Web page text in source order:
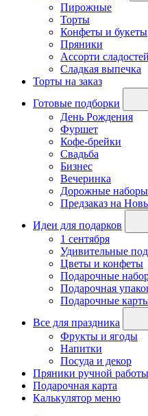
Пирожные
Торты
Конфеты и букеты
Пряники
Ассорти сладостей
Сладкая выпечка
Торты на заказ
Готовые подборки
День Рождения
Фуршет
Кофе-брейки
Свадьба
Бизнес
Вечеринка
Дорожные наборы
Предзаказ на
Идеи для подарков
1 сентября
Удивительные
Цветы и конфеты
Подарочные
Подарочная
Подарочные
Все для праздника
Фрукты и ягоды
Напитки
Посуда и декор
Пряники ручной
Подарочная карта
Калькулятор меню